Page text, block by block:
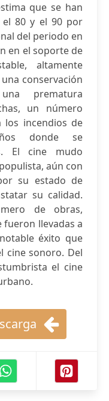
que se han
80 y el 90 por
del periodo en
en el soporte de
altamente
conservación
prematura
un número
los incendios de
donde se
El cine mudo
aún con
su estado de
su calidad.
de obras,
fueron llevadas a
éxito que
cine sonoro. Del
el cine